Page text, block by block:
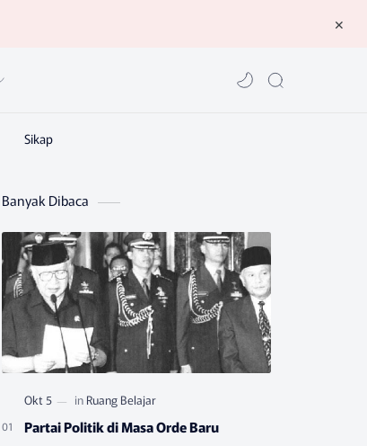
Banyak Dibaca
Partai Politik di Masa Orde Baru